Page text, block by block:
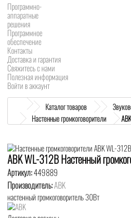
Программно-
аппаратные
решения
Программное
обеспечение
Контакты
Доставка и гарантия
Свяжитесь с нами
Полезная информация
Войти в аккаунт
Каталог товаров
Настенные громкоговорители
ABK WL-312B Настенный
Артикул:449889
Производитель:ABK
настенный громкоговоритель 30Вт